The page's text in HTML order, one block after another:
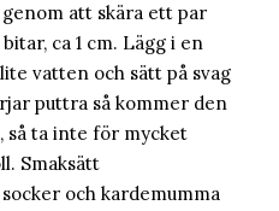
att skära ett par
ca 1 cm. Lägg i en
vatten och sätt på svag
puttra så kommer den
så ta inte för mycket
Smaksätt
och kardemumma